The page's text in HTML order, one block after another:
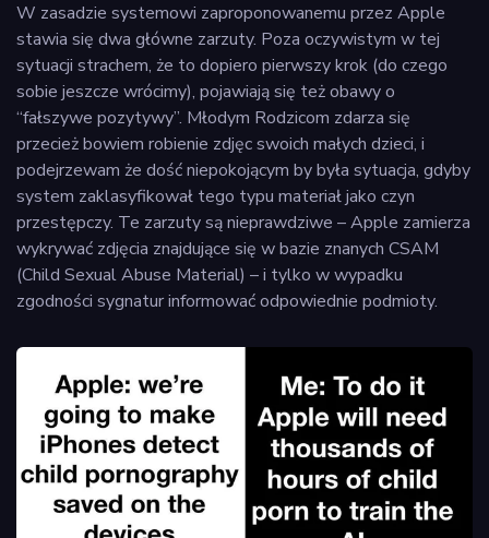
W zasadzie systemowi zaproponowanemu przez Apple
stawia się dwa główne zarzuty. Poza oczywistym w tej
sytuacji strachem, że to dopiero pierwszy krok (do czego
sobie jeszcze wrócimy), pojawiają się też obawy o
“fałszywe pozytywy”. Młodym Rodzicom zdarza się
przecież bowiem robienie zdjęc swoich małych dzieci, i
podejrzewam że dość niepokojącym by była sytuacja, gdyby
system zaklasyfikował tego typu materiał jako czyn
przestępczy. Te zarzuty są nieprawdziwe – Apple zamierza
wykrywać zdjęcia znajdujące się w bazie znanych CSAM
(Child Sexual Abuse Material) – i tylko w wypadku
zgodności sygnatur informować odpowiednie podmioty.